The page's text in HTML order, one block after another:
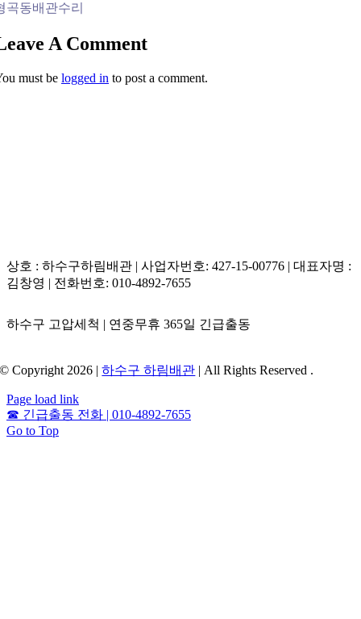
곡동배관수리
A Comment
must be logged in to post a comment.
상호 : 하수구하림배관 | 사업자번호: 427-15-00776 | 대표자명 :
김창영 | 전화번호: 010-4892-7655
하수구 고압세척 | 연중무휴 365일 긴급출동
© Copyright 2026 |하수구 하림배관 | All Rights Reserved .
Page load link
☎ 긴급출동 전화 | 010-4892-7655
Go to Top